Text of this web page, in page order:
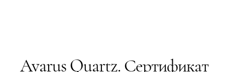
Avarus Quartz. Сертификат